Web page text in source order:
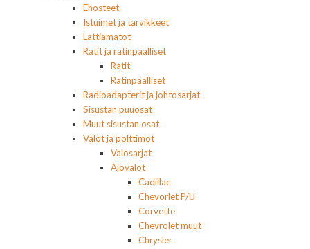
Ehosteet
Istuimet ja tarvikkeet
Lattiamatot
Ratit ja ratinpäälliset
Ratit
Ratinpäälliset
Radioadapterit ja johtosarjat
Sisustan puuosat
Muut sisustan osat
Valot ja polttimot
Valosarjat
Ajovalot
Cadillac
Chevorlet P/U
Corvette
Chevrolet muut
Chrysler